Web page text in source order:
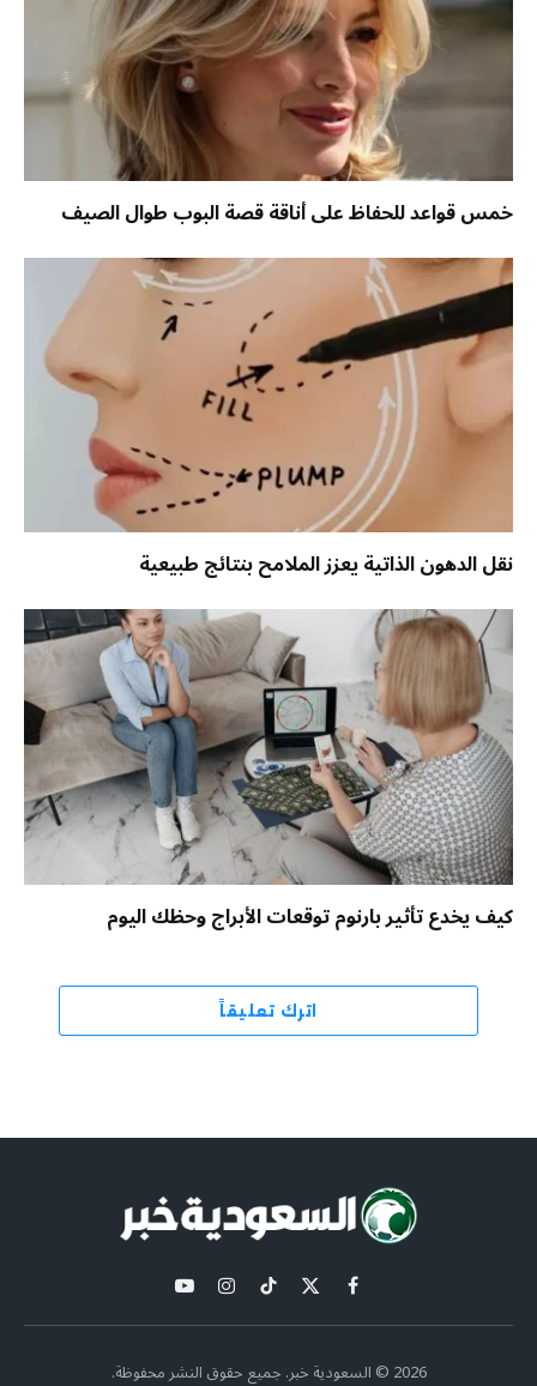
خمس قواعد للحفاظ على أناقة قصة البوب طوال الصيف
نقل الدهون الذاتية يعزز الملامح بنتائج طبيعية
كيف يخدع تأثير بارنوم توقعات الأبراج وحظك اليوم
اترك تعليقاً
فيسبوك
X
(Twitter)
تيكتوكالانستغراميوتيوب
2026 © السعودية خبر. جميع حقوق النشر محفوظة.